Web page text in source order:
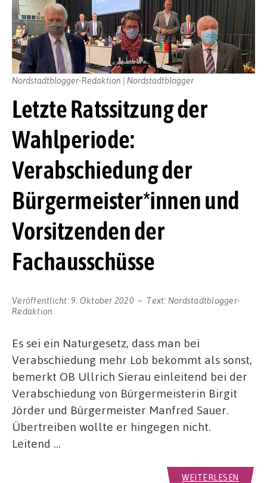
Letzte Ratssitzung der
Wahlperiode:
Verabschiedung der
Bürgermeister*innen und
Vorsitzenden der
Fachausschüsse
Veröffentlicht: 9. Oktober 2020 Text: Nordstadtblogger-
Redaktion
Nordstadtblogger-Redaktion | Nordstadtblogger
Es sei ein Naturgesetz, dass man bei
Verabschiedung mehr Lob bekommt als sonst,
bemerkt OB Ullrich Sierau einleitend bei der
Verabschiedung von Bürgermeisterin Birgit
Jörder und Bürgermeister Manfred Sauer.
Übertreiben wollte er hingegen nicht.
Leitend …
WEITERLESEN